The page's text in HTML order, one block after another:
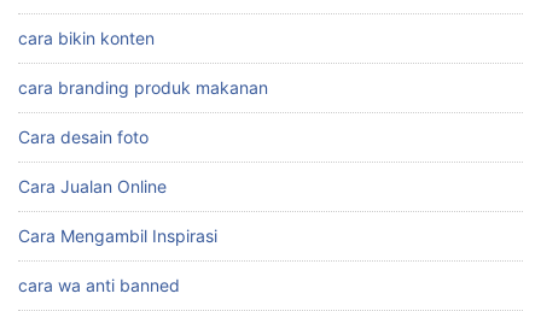
cara bikin konten
cara branding produk makanan
Cara desain foto
Cara Jualan Online
Cara Mengambil Inspirasi
cara wa anti banned